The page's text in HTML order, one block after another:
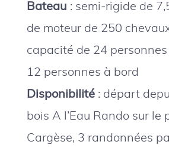
Bateau : semi-rigide de
de moteur de 250
capacité de 24
12 personnes à bord
Disponibilité : départ
bois A l’Eau Rando sur le
Cargèse, 3 randonnées